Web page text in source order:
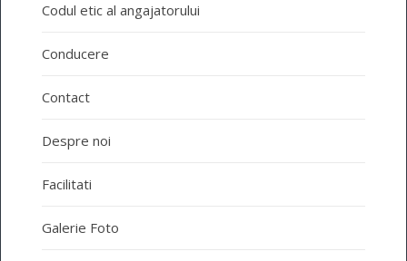
Codul etic al angajatorului
Conducere
Contact
Despre noi
Facilitati
Galerie Foto